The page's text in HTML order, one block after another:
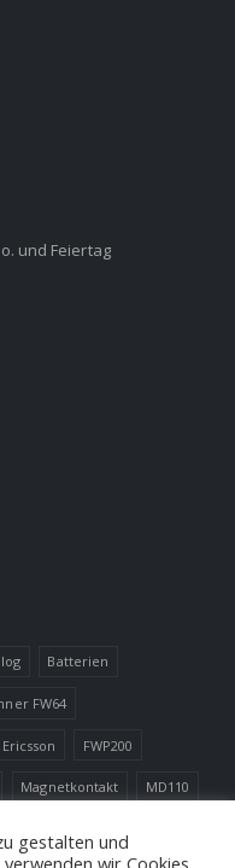
und Feiertag
Batterien
FW64
Ericsson FWP200
Magnetkontakt MD110
gestalten und
wir Cookies.